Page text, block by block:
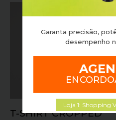
Garanta precisão,
desempenho
Loja 1: Shopping
T-SHIRT CROPPED